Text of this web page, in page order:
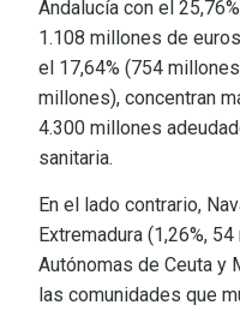
Andalucía con el
1.108 millones de
el 17,64% (754
millones), concentran
4.300 millones
sanitaria.
En el lado contrario,
Extremadura (1,26%,
Autónomas de Ceuta y
las comunidades que